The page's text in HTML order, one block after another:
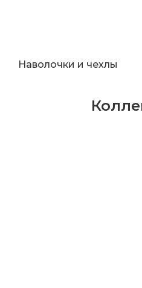
Наволочки и чехлы